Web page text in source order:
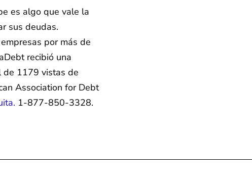
es algo que vale la
sus deudas.
por más de
recibió una
de 1179 vistas de
Association for Debt
1-877-850-3328.